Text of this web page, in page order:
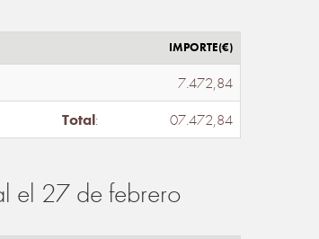
IMPORTE(€)
7.472,84
Total: 07.472,84
el 27 de febrero